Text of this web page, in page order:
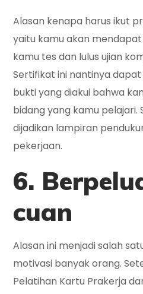
Alasan kenapa harus ikut
yaitu kamu akan
kamu tes dan lulus ujian
Sertifikat ini nantinya
bukti yang diakui bahwa
bidang yang kamu pelajari.
dijadikan lampiran
pekerjaan.
6.
cuan
Alasan ini menjadi salah
motivasi banyak orang.
Pelatihan Kartu Prakerja